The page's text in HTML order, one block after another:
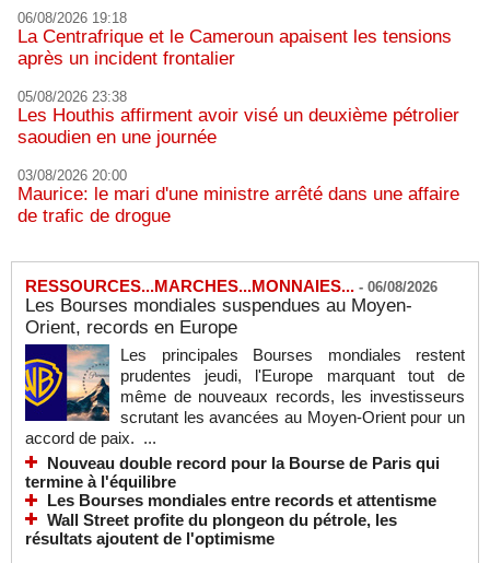
06/08/2026 19:18
La Centrafrique et le Cameroun apaisent les tensions
après un incident frontalier
05/08/2026 23:38
Les Houthis affirment avoir visé un deuxième pétrolier
saoudien en une journée
03/08/2026 20:00
Maurice: le mari d'une ministre arrêté dans une affaire
de trafic de drogue
RESSOURCES...MARCHES...MONNAIES... - 06/08/2026
Les Bourses mondiales suspendues au Moyen-
Orient, records en Europe
Les principales Bourses mondiales restent
prudentes jeudi, l'Europe marquant tout de
même de nouveaux records, les investisseurs
scrutant les avancées au Moyen-Orient pour un
accord de paix. ...
Nouveau double record pour la Bourse de Paris qui
termine à l'équilibre
Les Bourses mondiales entre records et attentisme
Wall Street profite du plongeon du pétrole, les
résultats ajoutent de l'optimisme